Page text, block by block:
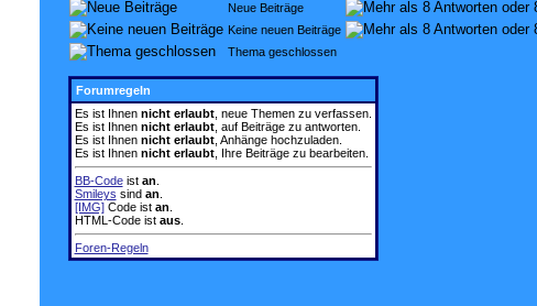
Neue Beiträge
Keine neuen Beiträge
Thema geschlossen
Forumregeln
Es ist Ihnen nicht erlaubt, neue Themen zu verfassen.
Es ist Ihnen nicht erlaubt, auf Beiträge zu antworten.
Es ist Ihnen nicht erlaubt, Anhänge hochzuladen.
Es ist Ihnen nicht erlaubt, Ihre Beiträge zu bearbeiten.
BB-Codeist an
Smileys sind an
[IMG]Code ist an
HTML-Code ist aus.
Foren-Regeln